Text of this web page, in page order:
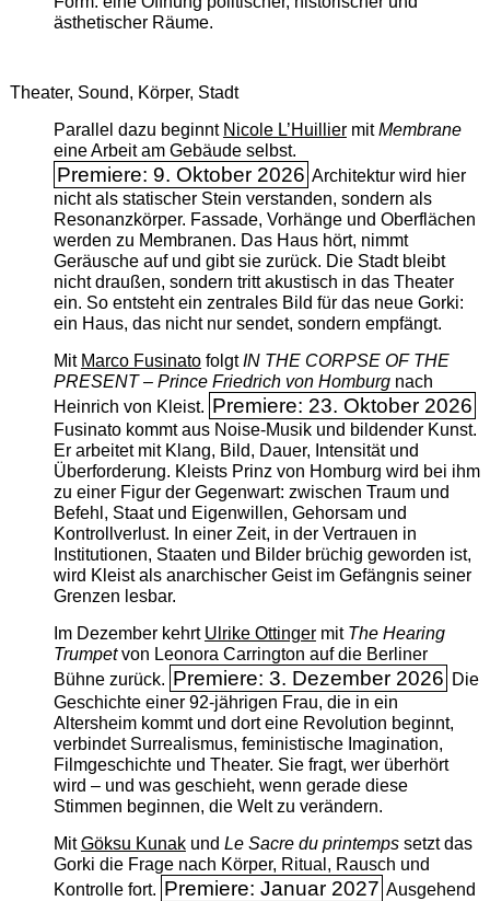
ästhetischer Räume.
Theater, Sound, Körper, Stadt
Parallel dazu beginnt Nicole L’Huilliermit ­Membrane
eine Arbeit am Gebäude selbst.
Premiere: 9. Oktober 2026 Architektur wird hier
nicht als statischer Stein verstanden, sondern als
Resonanzkörper. Fassade, Vorhänge und Oberflächen
werden zu Membranen. Das Haus hört, nimmt
Geräusche auf und gibt sie zurück. Die Stadt bleibt
nicht draußen, sondern tritt akustisch in das Theater
ein. So entsteht ein zentrales Bild für das neue Gorki:
ein Haus, das nicht nur sendet, sondern empfängt.
Mit Marco FusinatofolgtIN THE CORPSE OF THE
PRESENT – Prince Friedrich von Homburgnach
Heinrich von Kleist. Premiere: 23. Oktober 2026
Fusinato kommt aus Noise-Musik und bildender Kunst.
Er arbeitet mit Klang, Bild, Dauer, Intensität und
Überforderung. Kleists Prinz von Homburg wird bei ihm
zu einer Figur der Gegenwart: zwischen Traum und
Befehl, Staat und Eigenwillen, Gehorsam und
Kontrollverlust. In einer Zeit, in der Vertrauen in
Institutionen, Staaten und Bilder brüchig geworden ist,
wird Kleist als anarchischer Geist im Gefängnis seiner
Grenzen lesbar.
Im Dezember kehrt Ulrike Ottingermit The ­Hearing
Trumpetvon Leonora Carrington auf die Berliner
Bühne zurück. Premiere: 3. Dezember 2026 Die
Geschichte einer 92-jährigen Frau, die in ein
Altersheim kommt und dort eine Revolution beginnt,
verbindet Surrealismus, feministische Imagination,
Filmgeschichte und Theater. Sie fragt, wer überhört
wird – und was geschieht, wenn gerade diese
Stimmen beginnen, die Welt zu verändern.
MitGöksu Kunakund Le Sacre du printempssetzt das
Gorki die Frage nach Körper, Ritual, Rausch und
Kontrolle fort. Premiere: Januar 2027 Ausgehend